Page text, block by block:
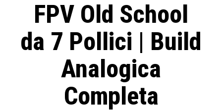
FPV Old School
da 7 Pollici | Build
Analogica
Completa